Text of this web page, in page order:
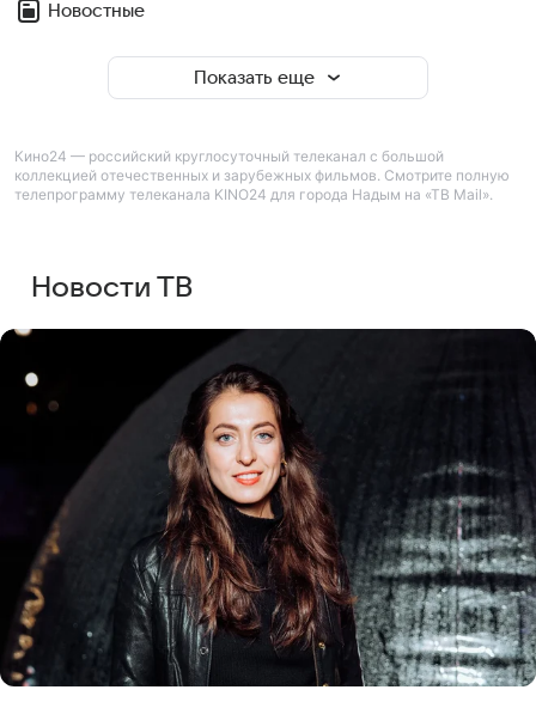
Новостные
Показать еще
Кино24 — российский круглосуточный телеканал с большой
коллекцией отечественных и зарубежных фильмов. Смотрите полную
телепрограмму телеканала KINO24 для города Надым на «ТВ Mail».
Новости ТВ